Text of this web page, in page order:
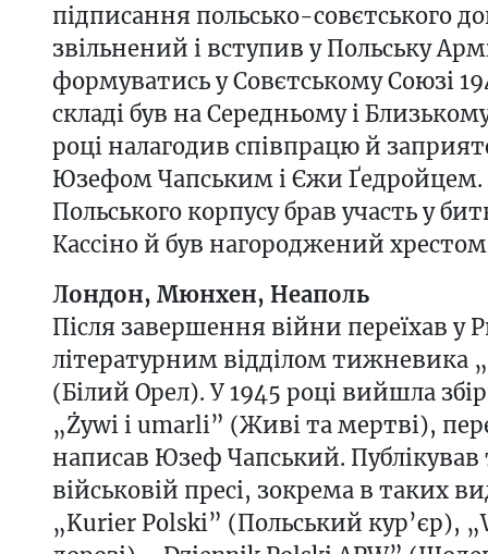
підписання польсько-совєтського
звільнений і вступив у Польську
формуватись у Совєтському Союзі
складі був на Середньому і
році налагодив співпрацю й
Юзефом Чапським і Єжи Ґедройцем.
Польського корпусу брав участь у
Кассіно й був нагороджений
Лондон, Мюнхен, Неаполь
Після завершення війни переїхав у
літературним відділом тижневика
(Білий Орел). У 1945 році вийшла
„Żywi i umarli” (Живі та мертві),
написав Юзеф Чапський. Публікував
військовій пресі, зокрема в таких
„Kurier Polski” (Польський кур’єр),